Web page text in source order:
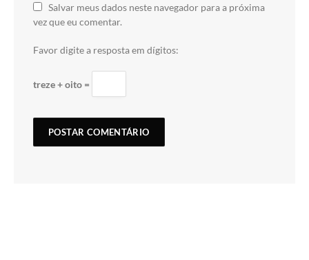
Salvar meus dados neste navegador para a próxima
vez que eu comentar.
Favor digite a resposta em dígitos:
treze + oito =